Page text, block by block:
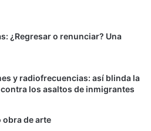
¿Regresar o renunciar? Una
y radiofrecuencias: así blinda la
contra los asaltos de inmigrantes
obra de arte